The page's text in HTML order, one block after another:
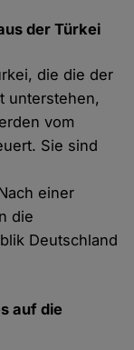
der Türkei
die die der
unterstehen,
vom
Sie sind
einer
die
Deutschland
auf die